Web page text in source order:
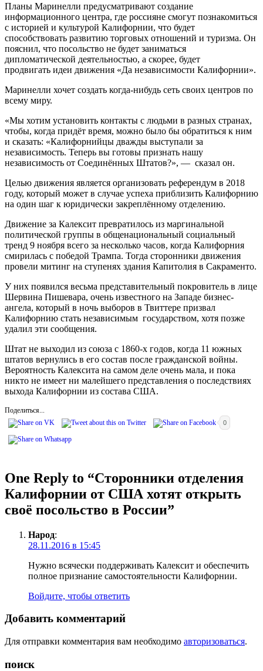
Планы Маринелли предусматривают создание
информационного центра, где россияне смогут познакомиться
с историей и культурой Калифорнии, что будет
способствовать развитию торговых отношений и туризма. Он
пояснил, что посольство не будет заниматься
дипломатической деятельностью, а скорее, будет
продвигать идеи движения «Да независимости Калифорнии».
Маринелли хочет создать когда-нибудь сеть своих центров по
всему миру.
«Мы хотим установить контакты с людьми в разных странах,
чтобы, когда придёт время, можно было бы обратиться к ним
и сказать: «Калифорнийцы дважды выступали за
независимость. Теперь вы готовы признать нашу
независимость от Соединённых Штатов?», — сказал он.
Целью движения является организовать референдум в 2018
году, который может в случае успеха приблизить Калифорнию
на один шаг к юридически закреплённому отделению.
Движение за Калексит превратилось из маргинальной
политической группы в общенациональный социальный
тренд 9 ноября всего за несколько часов, когда Калифорния
смирилась с победой Трампа. Тогда сторонники движения
провели митинг на ступенях здания Капитолия в Сакраменто.
У них появился весьма представительный покровитель в лице
Шервина Пишевара, очень известного на Западе бизнес-
ангела, который в ночь выборов в Твиттере призвал
Калифорнию стать независимым государством, хотя позже
удалил эти сообщения.
Штат не выходил из союза с 1860-х годов, когда 11 южных
штатов вернулись в его состав после гражданской войны.
Вероятность Калексита на самом деле очень мала, и пока
никто не имеет ни малейшего представления о последствиях
выхода Калифорнии из состава США.
Поделиться...
0
One Reply to “Сторонники отделения
Калифорнии от США хотят открыть
своё посольство в России”
Народ:
28.11.2016 в 15:45
Нужно всячески поддерживать Калексит и обеспечить
полное признание самостоятельности Калифорнии.
Войдите, чтобы ответить
Добавить комментарий
Для отправки комментария вам необходимо авторизоваться.
поиск